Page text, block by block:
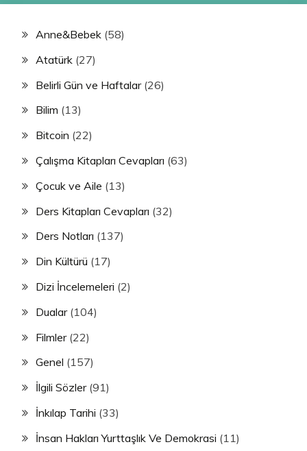
Anne&Bebek (58)
Atatürk (27)
Belirli Gün ve Haftalar(26)
Bilim (13)
Bitcoin (22)
Çalışma Kitapları Cevapları (63)
Çocuk ve Aile (13)
Ders Kitapları Cevapları (32)
Ders Notları (137)
Din Kültürü (17)
Dizi İncelemeleri (2)
Dualar(104)
Filmler(22)
Genel (157)
İlgili Sözler(91)
İnkılap Tarihi (33)
İnsan Hakları Yurttaşlık Ve Demokrasi (11)